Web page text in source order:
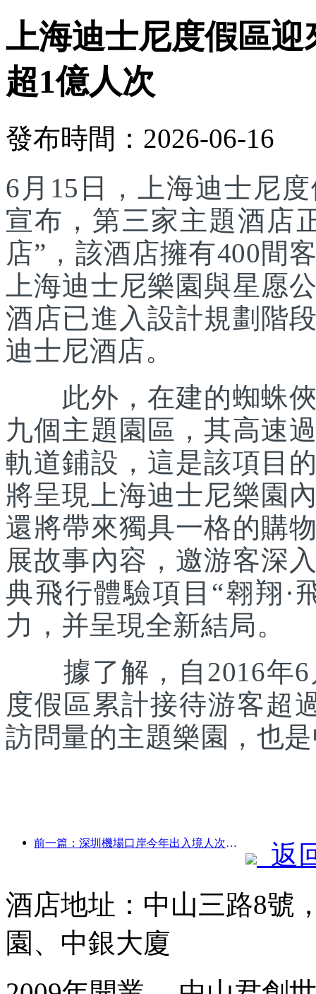
上海迪士尼度假區
超1億人次
發布時間：2026-06-16
6月15日，上海迪士尼
宣布，第三家主題酒店
店”，該酒店擁有400間
上海迪士尼樂園與星愿
酒店已進入設計規劃階
迪士尼酒店。
此外，在建的蜘蛛俠
九個主題園區，其高速
軌道鋪設，這是該項目
將呈現上海迪士尼樂園
還將帶來獨具一格的購
展故事內容，邀游客深
典飛行體驗項目“翱翔·
力，并呈現全新結局。
據了解，自2016年6
度假區累計接待游客超
訪問量的主題樂園，也
前一篇：深圳機場口岸今年出入境人次突破300萬，創歷史同期新高
返
酒店地址：中山三路8號
園、中銀大廈